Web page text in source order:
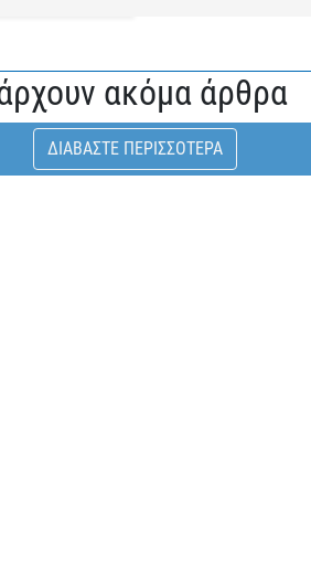
ακόμα άρθρα
ΔΙΑΒΑΣΤΕ ΠΕΡΙΣΣΟΤΕΡΑ